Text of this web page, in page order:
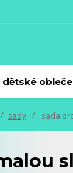
dětské
sady sada